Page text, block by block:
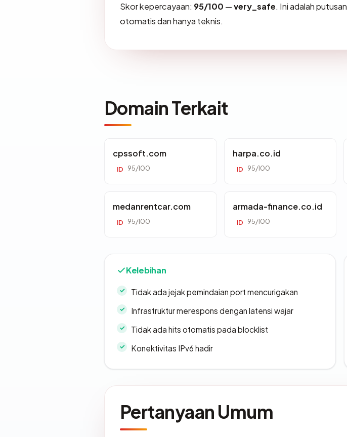
Skor kepercayaan: 95/100 —very_safe. Ini adalah putusan
otomatis dan hanya teknis.
Domain Terkait
cpssoft.com
ID 95/100
harpa.co.id
ID 95/100
medanrentcar.com
ID 95/100
armada-finance.co.id
ID 95/100
Kelebihan
Tidak ada jejak pemindaian port mencurigakan
Infrastruktur merespons dengan latensi wajar
Tidak ada hits otomatis pada blocklist
Konektivitas IPv6 hadir
Pertanyaan Umum